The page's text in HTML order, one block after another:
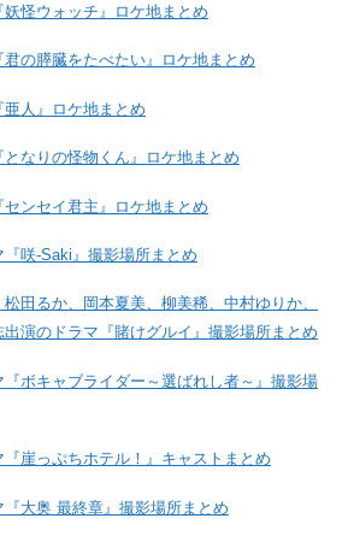
怪ウォッチ』ロケ地まとめ
の膵臓をたべたい』ロケ地まとめ
人』ロケ地まとめ
なりの怪物くん』ロケ地まとめ
ンセイ君主』ロケ地まとめ
咲-Saki』撮影場所まとめ
田るか、岡本夏美、柳美稀、中村ゆりか、
演のドラマ『賭けグルイ』撮影場所まとめ
ボキャブライダー～選ばれし者～』撮影場
崖っぷちホテル！』キャストまとめ
大奥 最終章』撮影場所まとめ